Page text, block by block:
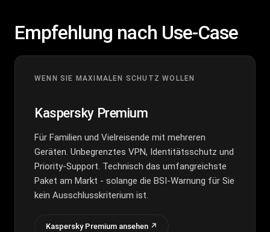
Empfehlung nach Use-Case
WENN SIE MAXIMALEN SCHUTZ WOLLEN
Kaspersky Premium
Für Familien und Vielreisende mit mehreren
Geräten. Unbegrenztes VPN, Identitätsschutz und
Priority-Support. Technisch das umfangreichste
Paket am Markt - solange die BSI-Warnung für Sie
kein Ausschlusskriterium ist.
Kaspersky Premium ansehen ↗